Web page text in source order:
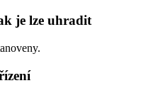
je lze uhradit